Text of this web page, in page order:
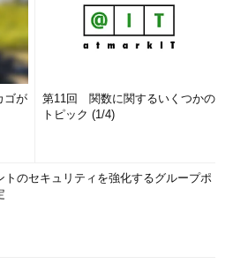
Solutions β
（OSCなど）
ゴが
第11回 関数に関するいくつかの
トピック (1/4)
トのセキュリティを強化するグループポ